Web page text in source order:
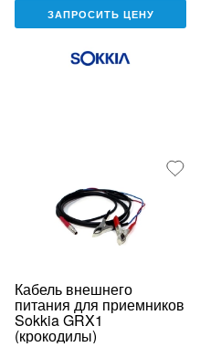
ЗАПРОСИТЬ ЦЕНУ
Кабель внешнего
питания для приемников
Sokkia GRX1
(крокодилы)